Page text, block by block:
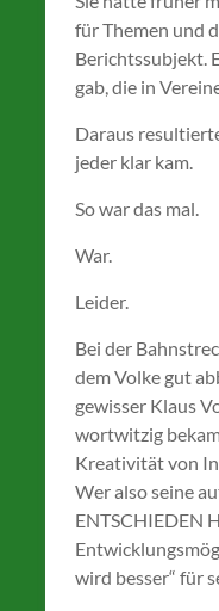
für Themen und
Berichtssubjekt.
gab, die in
Daraus
jeder klar kam.
So war das mal.
War.
Leider.
Bei der
dem Volke gut
gewisser Klaus
wortwitzig
Kreativität von
Wer also seine
ENTSCHIEDEN
wird besser“ für